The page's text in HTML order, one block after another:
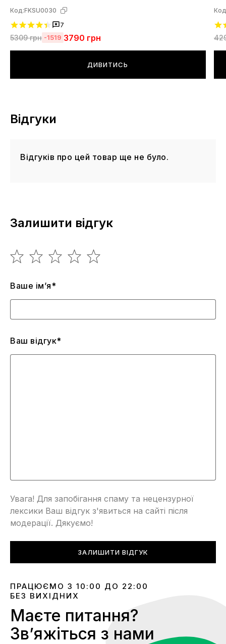
Код:FKSU0030
7
5309грн -1519 3790 грн
ДИВИТИСЬ
Відгуки
Відгуків про цей товар ще не було.
Залишити відгук
Ваше ім’я*
Ваш відгук*
Увага! Для запобігання спаму та нецензурної
лексики Ваш відгук з'явиться на сайті після
модерації. Дякуємо!
ЗАЛИШИТИ ВІДГУК
ПРАЦЮЄМО З 10:00 ДО 22:00
БЕЗ ВИХІДНИХ
Маєте питання?
Звʼяжіться з нами